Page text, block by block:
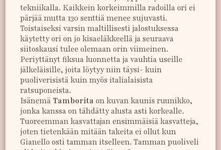
tekniikalla. Kaikkein korkeimmilla radoilla ori ei
pärjää mutta 130 senttiä menee sujuvasti.
Toistaiseksi varsin maltillisesti jalostuksessa
käytetty ori on jo kisaeläkkeellä ja seuraava
siitoskausi tulee olemaan orin viimeinen.
Periyttänyt fiksua luonnetta ja vauhtia useille
jälkeläisille, joita löytyy niin täysi- kuin
puoliverisistä kuin myös italialaisista
ratsuponeista.
Isänemä Tamborita on kuvan kaunis ruunikko,
jonka kanssa on tähdätty alusta asti korkealle.
Tuoreemman kasvattajan ensimmäisiä kasvatteja,
joten tietenkään mitään takeita ei ollut kun
Gianello osti tamman itselleen. Tamman puoliveli